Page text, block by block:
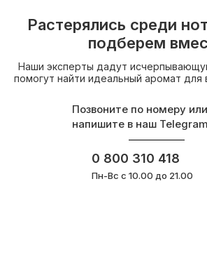
Растерялись среди
подберем
Наши эксперты дадут
помогут найти идеальный аромат для
Позвоните по номеру или
напишите в наш Telegram
0 800 310 418
Пн-Вс с 10.00 до 21.00